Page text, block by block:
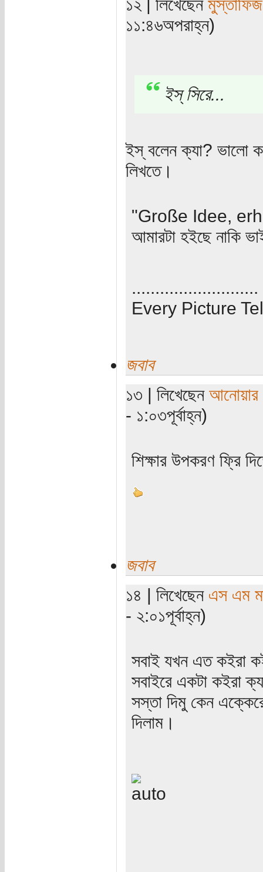
১২ | লিখেছেন মুস্তাফিজ
১১:৪৬অপরাহ্ন)
ইস্ সিরে...
ইস্‌ বলেন ক্যা? ভালো
লিখতে।
"Große Idee,
আমারটা হইছে নাকি
...........................
Every Picture
জবাব
১৩ | লিখেছেন আনোয়ার
- ১:০৩পূর্বাহ্ন)
শিক্ষার উপকরণ ফ্রি
জবাব
১৪ | লিখেছেন এস এম
- ২:০১পূর্বাহ্ন)
সবাই যখন এত কইরা
সবাইরে একটা কইরা
সস্তা দিমু কেন
দিলাম।